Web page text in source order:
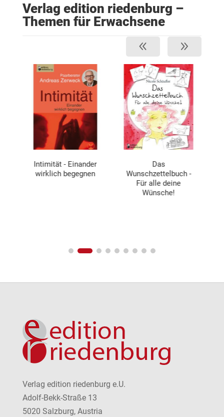
Verlag edition riedenburg –
Themen für Erwachsene
Intimität - Einander
wirklich begegnen
Das
Wunschzettelbuch -
Für alle deine
Wünsche!
Verlag edition riedenburg e.U.
Adolf-Bekk-Straße 13
5020 Salzburg, Austria